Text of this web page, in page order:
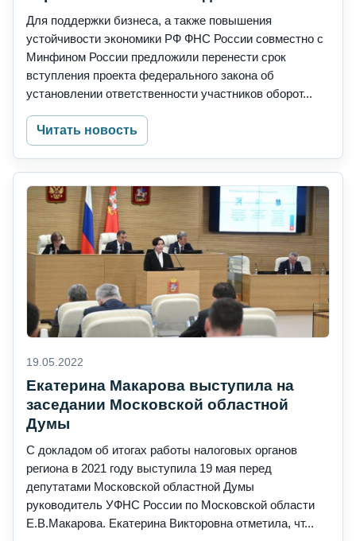
Для поддержки бизнеса, а также повышения
устойчивости экономики РФ ФНС России совместно с
Минфином России предложили перенести срок
вступления проекта федерального закона об
установлении ответственности участников оборот...
Читать новость
19.05.2022
Екатерина Макарова выступила на
заседании Московской областной
Думы
С докладом об итогах работы налоговых органов
региона в 2021 году выступила 19 мая перед
депутатами Московской областной Думы
руководитель УФНС России по Московской области
Е.В.Макарова. Екатерина Викторовна отметила, чт...